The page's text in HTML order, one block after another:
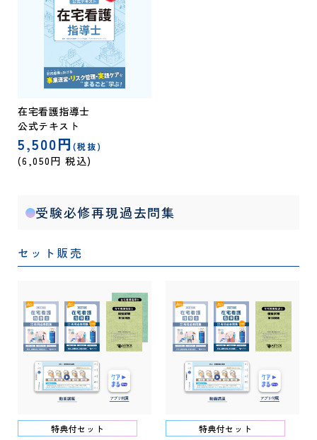
在宅看護指導士
公式テキスト
5,500円 (税抜)
(6,050円 税込)
受験必修再現過去問集
セット販売
特典付セット 特典付セット